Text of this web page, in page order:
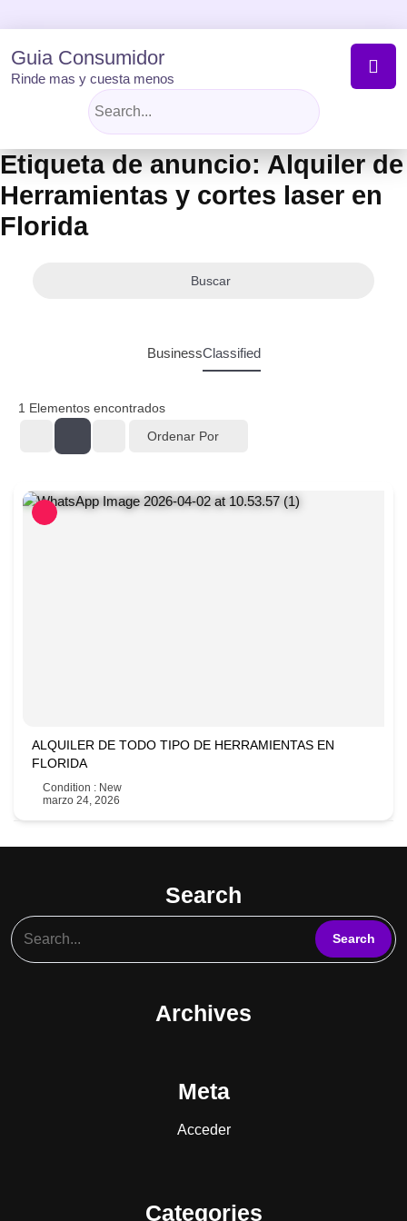
to
content
Guia Consumidor
Rinde mas y cuesta menos
Etiqueta de anuncio:Alquiler de
Herramientas y cortes laser en
Florida
Buscar
BusinessClassified
1 Elementos encontrados
Ordenar Por
ALQUILER DE TODO TIPO DE HERRAMIENTAS EN
FLORIDA
Condition : New
marzo 24, 2026
Search
Archives
Meta
Acceder
Categories